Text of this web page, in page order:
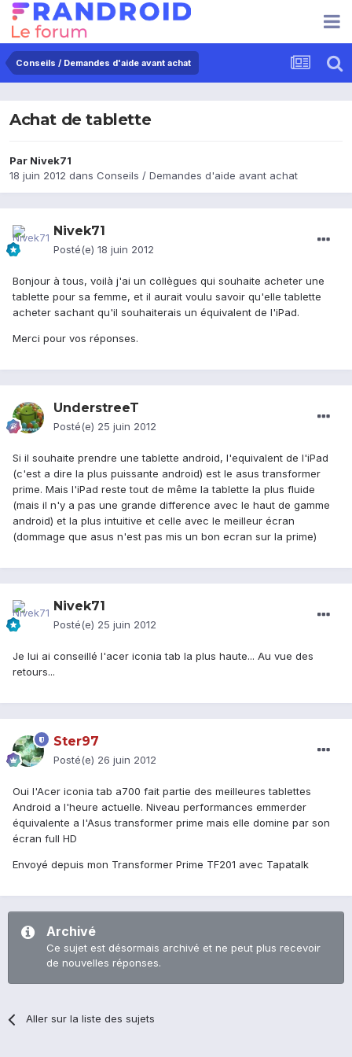
Conseils / Demandes d'aide avant achat
Achat de tablette
Par Nivek71
18 juin 2012 dans Conseils / Demandes d'aide avant achat
Nivek71
Posté(e) 18 juin 2012
Bonjour à tous, voilà j'ai un collègues qui souhaite acheter une
tablette pour sa femme, et il aurait voulu savoir qu'elle tablette
acheter sachant qu'il souhaiterais un équivalent de l'iPad.
Merci pour vos réponses.
UnderstreeT
Posté(e) 25 juin 2012
Si il souhaite prendre une tablette android, l'equivalent de l'iPad
(c'est a dire la plus puissante android) est le asus transformer
prime. Mais l'iPad reste tout de même la tablette la plus fluide
(mais il n'y a pas une grande difference avec le haut de gamme
android) et la plus intuitive et celle avec le meilleur écran
(dommage que asus n'est pas mis un bon ecran sur la prime)
Nivek71
Posté(e) 25 juin 2012
Je lui ai conseillé l'acer iconia tab la plus haute... Au vue des
retours...
Ster97
Posté(e) 26 juin 2012
Oui l'Acer iconia tab a700 fait partie des meilleures tablettes
Android a l'heure actuelle. Niveau performances emmerder
équivalente a l'Asus transformer prime mais elle domine par son
écran full HD
Envoyé depuis mon Transformer Prime TF201 avec Tapatalk
Archivé
Ce sujet est désormais archivé et ne peut plus recevoir
de nouvelles réponses.
Aller sur la liste des sujets